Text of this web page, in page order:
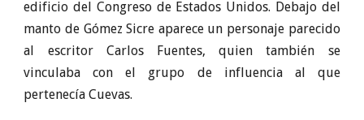
edificio del Congreso de Estados Unidos. Debajo del
manto de Gómez Sicre aparece un personaje parecido
al escritor Carlos Fuentes, quien también se
vinculaba con el grupo de influencia al que
pertenecía Cuevas.